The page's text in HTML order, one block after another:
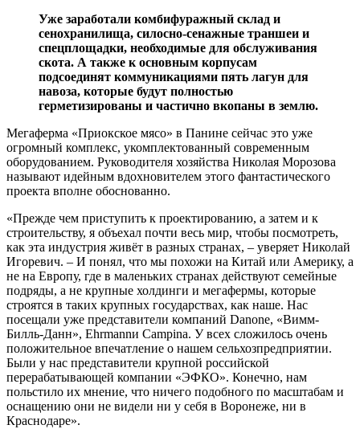
Уже заработали комбифуражный склад и
сенохранилища, силосно-сенажные траншеи и
спецплощадки, необходимые для обслуживания
скота. А также к основным корпусам
подсоединят коммуникациями пять лагун для
навоза, которые будут полностью
герметизированы и частично вкопаны в землю.
Мегаферма «Приокское мясо» в Панине сейчас это уже
огромный комплекс, укомплектованный современным
оборудованием. Руководителя хозяйства Николая Морозова
называют идейным вдохновителем этого фантастического
проекта вполне обоснованно.
«Прежде чем приступить к проектированию, а затем и к
строительству, я объехал почти весь мир, чтобы посмотреть,
как эта индустрия живёт в разных странах, – уверяет Николай
Игоревич. – И понял, что мы похожи на Китай или Америку, а
не на Европу, где в маленьких странах действуют семейные
подряды, а не крупные холдинги и мегафермы, которые
строятся в таких крупных государствах, как наше. Нас
посещали уже представители компаний Danone, «Вимм-
Билль-Данн», Ehrmannи Campina. У всех сложилось очень
положительное впечатление о нашем сельхозпредприятии.
Были у нас представители крупной российской
перерабатывающей компании «ЭФКО». Конечно, нам
польстило их мнение, что ничего подобного по масштабам и
оснащению они не видели ни у себя в Воронеже, ни в
Краснодаре».